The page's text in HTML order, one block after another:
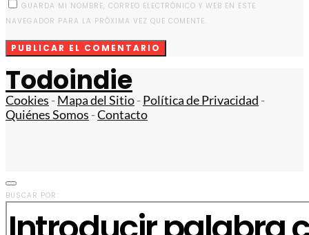
GUARDA MI NOMBRE, CORREO ELECTRÓNICO Y WEB EN ESTE
NAVEGADOR PARA LA PRÓXIMA VEZ QUE COMENTE.
Todoindie
Cookies -Mapa del Sitio-Política de Privacidad -
Quiénes Somos -Contacto
BUSCAR POR: